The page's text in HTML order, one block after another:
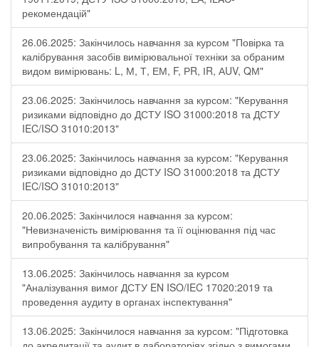
рекомендацій"
26.06.2025: Закінчилось навчання за курсом "Повірка та
калібрування засобів вимірювальної техніки за обраним
видом вимірювань: L, М, Т, ЕМ, F, РR, ІR, АUV, QМ"
23.06.2025: Закінчилось навчання за курсом: "Керування
ризиками відповідно до ДСТУ ISO 31000:2018 та ДСТУ
IEC/ISO 31010:2013"
23.06.2025: Закінчилось навчання за курсом: "Керування
ризиками відповідно до ДСТУ ISO 31000:2018 та ДСТУ
IEC/ISO 31010:2013"
20.06.2025: Закінчилося навчання за курсом:
"Невизначеність вимірювання та її оцінювання під час
випробування та калібрування"
13.06.2025: Закінчилось навчання за курсом
"Аналізування вимог ДСТУ EN ISO/IEC 17020:2019 та
проведення аудиту в органах інспектування"
13.06.2025: Закінчилося навчання за курсом: "Підготовка